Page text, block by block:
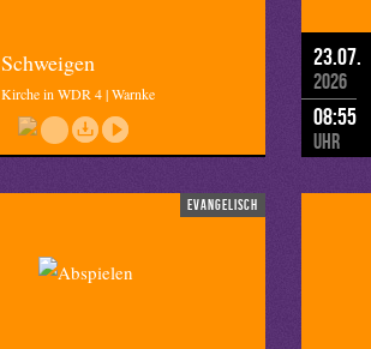
Schweigen
Kirche in WDR 4 | Warnke
23.07.
2026
08:55
Uhr
evangelisch